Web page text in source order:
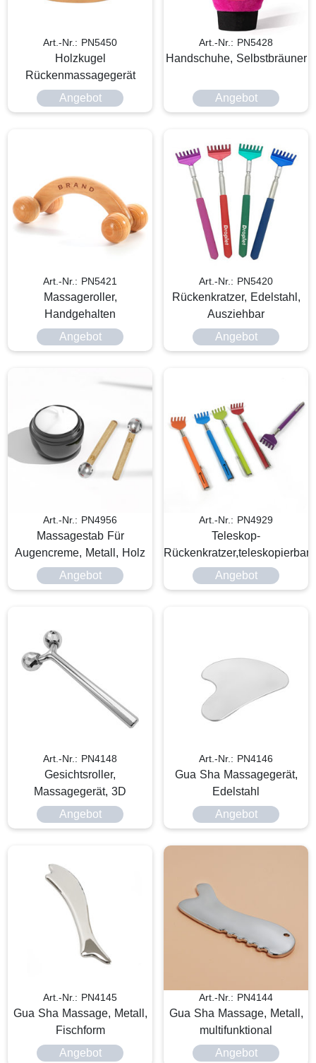
Art.-Nr.: PN5450
Holzkugel
Rückenmassagegerät
Angebot
Art.-Nr.: PN5428
Handschuhe, Selbstbräuner
Angebot
Art.-Nr.: PN5421
Massageroller,
Handgehalten
Angebot
Art.-Nr.: PN5420
Rückenkratzer, Edelstahl,
Ausziehbar
Angebot
Art.-Nr.: PN4956
Massagestab Für
Augencreme, Metall, Holz
Angebot
Art.-Nr.: PN4929
Teleskop-
Rückenkratzer,teleskopierbar
Angebot
Art.-Nr.: PN4148
Gesichtsroller,
Massagegerät, 3D
Angebot
Art.-Nr.: PN4146
Gua Sha Massagegerät,
Edelstahl
Angebot
Art.-Nr.: PN4145
Gua Sha Massage, Metall,
Fischform
Angebot
Art.-Nr.: PN4144
Gua Sha Massage, Metall,
multifunktional
Angebot